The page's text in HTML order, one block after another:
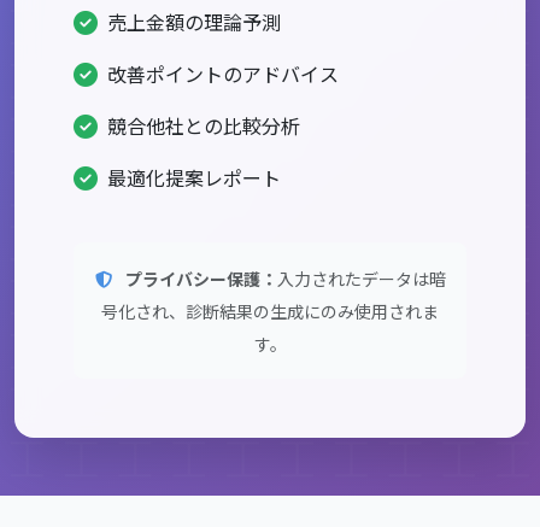
売上金額の理論予測
改善ポイントのアドバイス
競合他社との比較分析
最適化提案レポート
プライバシー保護： 入力されたデータは暗
号化され、診断結果の生成にのみ使用されま
す。